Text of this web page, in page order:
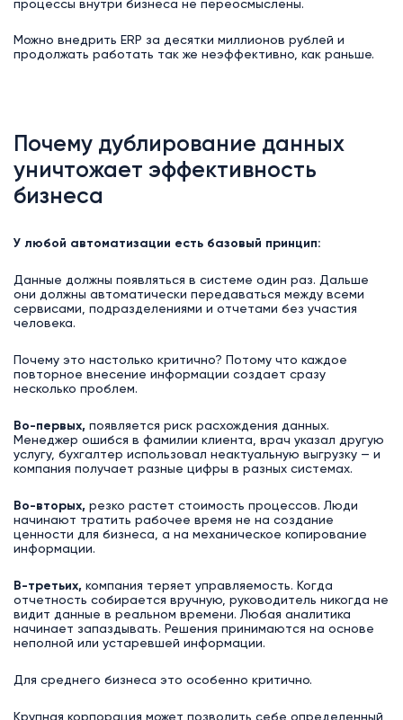
процессы внутри бизнеса не переосмыслены.
Можно внедрить ERP за десятки миллионов рублей и
продолжать работать так же неэффективно, как раньше.
Почему дублирование данных
уничтожает эффективность
бизнеса
У любой автоматизации есть базовый принцип:
Данные должны появляться в системе один раз. Дальше
они должны автоматически передаваться между всеми
сервисами, подразделениями и отчетами без участия
человека.
Почему это настолько критично? Потому что каждое
повторное внесение информации создает сразу
несколько проблем.
Во-первых, появляется риск расхождения данных.
Менеджер ошибся в фамилии клиента, врач указал другую
услугу, бухгалтер использовал неактуальную выгрузку — и
компания получает разные цифры в разных системах.
Во-вторых, резко растет стоимость процессов. Люди
начинают тратить рабочее время не на создание
ценности для бизнеса, а на механическое копирование
информации.
В-третьих, компания теряет управляемость. Когда
отчетность собирается вручную, руководитель никогда не
видит данные в реальном времени. Любая аналитика
начинает запаздывать. Решения принимаются на основе
неполной или устаревшей информации.
Для среднего бизнеса это особенно критично.
Крупная корпорация может позволить себе определенный